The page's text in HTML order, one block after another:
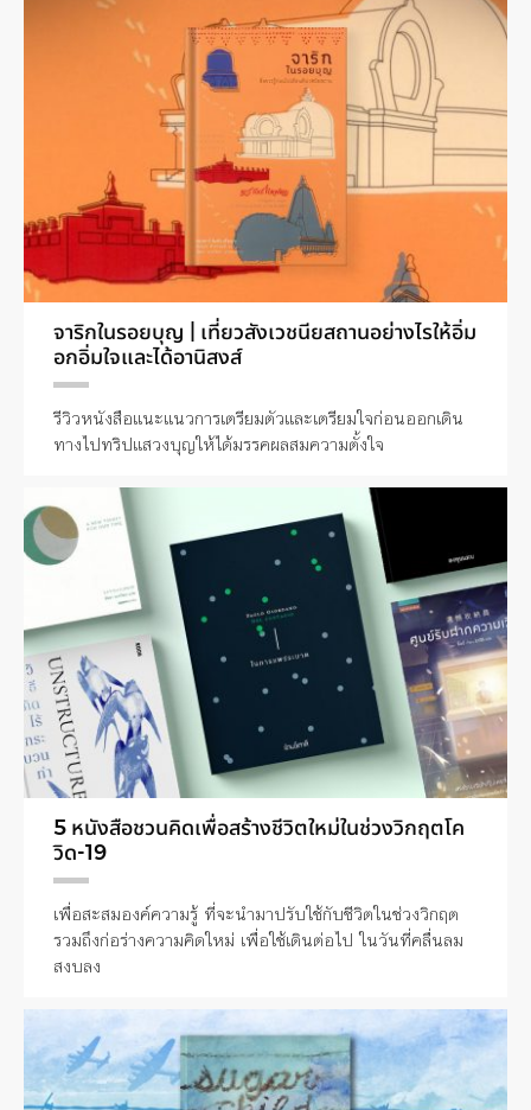
จาริกในรอยบุญ | เที่ยวสังเวชนียสถานอย่างไรให้อิ่ม
อกอิ่มใจและได้อานิสงส์
รีวิวหนังสือแนะแนวการเตรียมตัวและเตรียมใจก่อนออกเดิน
ทางไปทริปแสวงบุญให้ได้มรรคผลสมความตั้งใจ
5 หนังสือชวนคิดเพื่อสร้างชีวิตใหม่ในช่วงวิกฤตโค
วิด-19
เพื่อสะสมองค์ความรู้ ที่จะนำมาปรับใช้กับชีวิตในช่วงวิกฤต
รวมถึงก่อร่างความคิดใหม่ เพื่อใช้เดินต่อไป ในวันที่คลื่นลม
สงบลง